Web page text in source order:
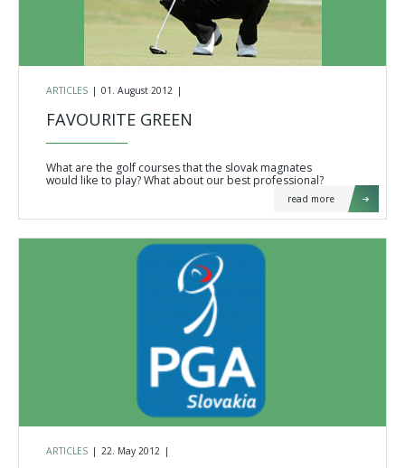
ARTICLES | 01. August 2012 |
FAVOURITE GREEN
What are the golf courses that the slovak magnates
would like to play? What about our best professional?
read more
ARTICLES | 22. May 2012 |